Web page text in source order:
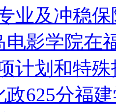
业及冲稳
电影学院在
计划和特殊
政625分福